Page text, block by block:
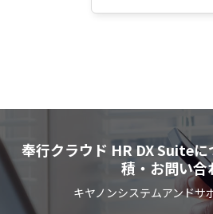
奉行クラウド HR DX Suite
積・お問い合
キヤノンシステムアンドサ